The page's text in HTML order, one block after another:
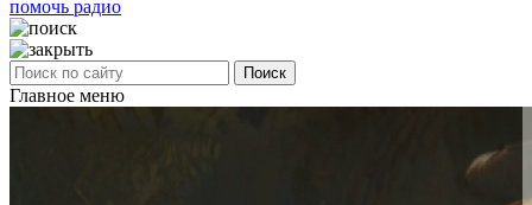
помочь радио
Поиск
Главное меню